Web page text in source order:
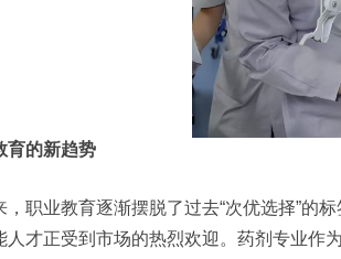
育的新趋势
，职业教育逐渐摆脱了过去“次优选择”的
人才正受到市场的热烈欢迎。药剂专业作